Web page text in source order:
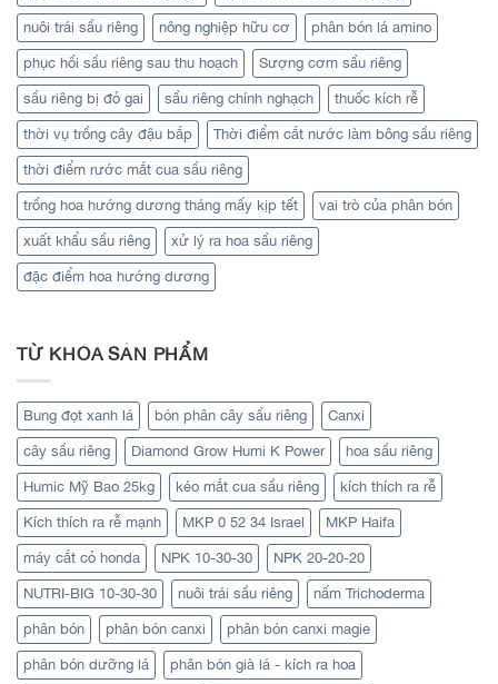
nuôi trái sầu riêng nông nghiệp hữu cơ phân bón lá amino
phục hồi sầu riêng sau thu hoạch Sượng cơm sầu riêng
sầu riêng bị đỏ gai sầu riêng chính nghạch thuốc kích rễ
thời vụ trồng cây đậu bắp Thời điểm cắt nước làm bông sầu riêng
thời điểm rước mắt cua sầu riêng
trồng hoa hướng dương tháng mấy kịp tết vai trò của phân bón
xuất khẩu sầu riêng xử lý ra hoa sầu riêng
đặc điểm hoa hướng dương
TỪ KHÓA SẢN PHẨM
Bung đọt xanh lá bón phân cây sầu riêng Canxi
cây sầu riêng Diamond Grow Humi K Power hoa sầu riêng
Humic Mỹ Bao 25kg kéo mắt cua sầu riêng kích thích ra rễ
Kích thích ra rễ mạnh MKP 0 52 34 Israel MKP Haifa
máy cắt cỏ honda NPK 10-30-30 NPK 20-20-20
NUTRI-BIG 10-30-30 nuôi trái sầu riêng nấm Trichoderma
phân bón phân bón canxi phân bón canxi magie
phân bón dưỡng lá phân bón già lá - kích ra hoa